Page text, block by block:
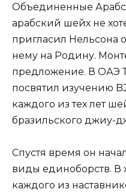
Объединенные
арабский шейх не
пригласил Нельсона
нему на Родину.
предложение. В ОАЭ
посвятил изучению
каждого из тех лет
бразильского джиу-
Спустя время он
виды единоборств. В
каждого из